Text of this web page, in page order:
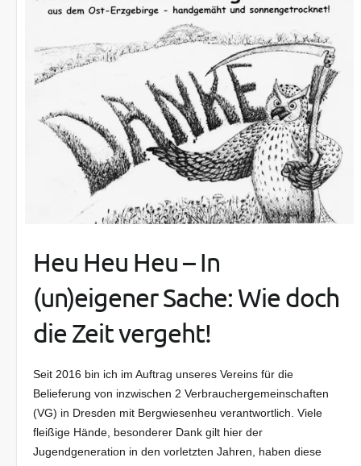
Heu Heu Heu – In
(un)eigener Sache: Wie doch
die Zeit vergeht!
Seit 2016 bin ich im Auftrag unseres Vereins für die
Belieferung von inzwischen 2 Verbrauchergemeinschaften
(VG) in Dresden mit Bergwiesenheu verantwortlich. Viele
fleißige Hände, besonderer Dank gilt hier der
Jugendgeneration in den vorletzten Jahren, haben diese